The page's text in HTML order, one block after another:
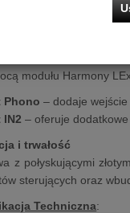
umożliwia łatwy
dopasowuje się do
elastyczność
modułu Harmony
Phono – dodaje wejście
IN2 – oferuje
i trwałość
z połyskującymi
sterujących oraz
Techniczna: